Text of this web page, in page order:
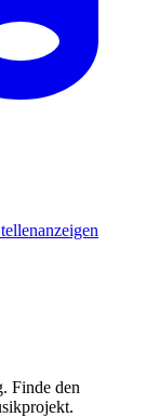
Finde den